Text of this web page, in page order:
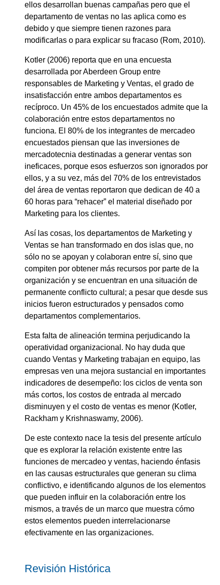
ellos desarrollan buenas campañas pero que el
departamento de ventas no las aplica como es
debido y que siempre tienen razones para
modificarlas o para explicar su fracaso (Rom, 2010).
Kotler (2006) reporta que en una encuesta
desarrollada por Aberdeen Group entre
responsables de Marketing y Ventas, el grado de
insatisfacción entre ambos departamentos es
recíproco. Un 45% de los encuestados admite que la
colaboración entre estos departamentos no
funciona. El 80% de los integrantes de mercadeo
encuestados piensan que las inversiones de
mercadotecnia destinadas a generar ventas son
ineficaces, porque esos esfuerzos son ignorados por
ellos, y a su vez, más del 70% de los entrevistados
del área de ventas reportaron que dedican de 40 a
60 horas para “rehacer” el material diseñado por
Marketing para los clientes.
Así las cosas, los departamentos de Marketing y
Ventas se han transformado en dos islas que, no
sólo no se apoyan y colaboran entre sí, sino que
compiten por obtener más recursos por parte de la
organización y se encuentran en una situación de
permanente conflicto cultural; a pesar que desde sus
inicios fueron estructurados y pensados como
departamentos complementarios.
Esta falta de alineación termina perjudicando la
operatividad organizacional. No hay duda que
cuando Ventas y Marketing trabajan en equipo, las
empresas ven una mejora sustancial en importantes
indicadores de desempeño: los ciclos de venta son
más cortos, los costos de entrada al mercado
disminuyen y el costo de ventas es menor (Kotler,
Rackham y Krishnaswamy, 2006).
De este contexto nace la tesis del presente artículo
que es explorar la relación existente entre las
funciones de mercadeo y ventas, haciendo énfasis
en las causas estructurales que generan su clima
conflictivo, e identificando algunos de los elementos
que pueden influir en la colaboración entre los
mismos, a través de un marco que muestra cómo
estos elementos pueden interrelacionarse
efectivamente en las organizaciones.
Revisión Histórica